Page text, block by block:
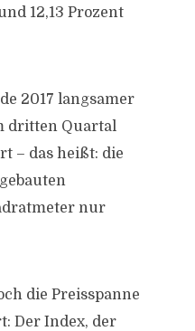
12,13 Prozent
2017 langsamer
dritten Quartal
– das heißt: die
nur
die Preisspanne
Der Index, der